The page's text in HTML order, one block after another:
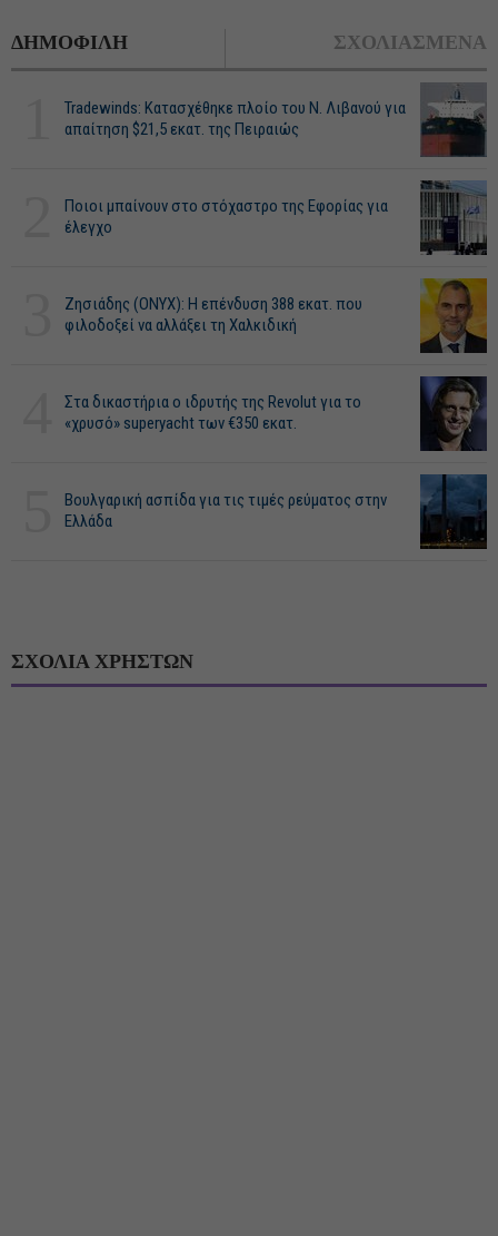
ΔΗΜΟΦΙΛΗ ΣΧΟΛΙΑΣΜΕΝΑ
Tradewinds: Κατασχέθηκε πλοίο του Ν. Λιβανού για
απαίτηση $21,5 εκατ. της Πειραιώς
Ποιοι μπαίνουν στο στόχαστρο της Εφορίας για
έλεγχο
Ζησιάδης (ONYX): Η επένδυση 388 εκατ. που
φιλοδοξεί να αλλάξει τη Χαλκιδική
Στα δικαστήρια ο ιδρυτής της Revolut για το
«χρυσό» superyacht των €350 εκατ.
Βουλγαρική ασπίδα για τις τιμές ρεύματος στην
Ελλάδα
ΣΧΟΛΙΑ ΧΡΗΣΤΩΝ